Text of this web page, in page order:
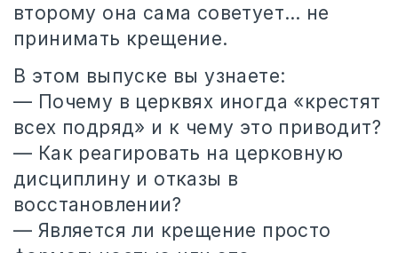
второму она сама советует… не
принимать крещение.
В этом выпуске вы узнаете:
— Почему в церквях иногда «крестят
всех подряд» и к чему это приводит?
— Как реагировать на церковную
дисциплину и отказы в
восстановлении?
— Является ли крещение просто